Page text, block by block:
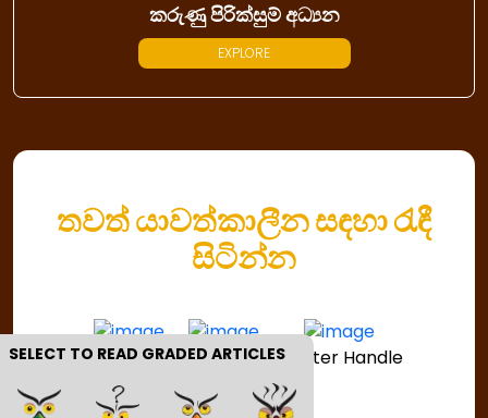
SELECT TO READ GRADED ARTICLES
කරුණු පිරික්සුම් අධ්‍යන
EXPLORE
තවත් යාවත්කාලීන සඳහා රැඳී
සිටින්න
Fb Handle IG Handle Twitter Handle